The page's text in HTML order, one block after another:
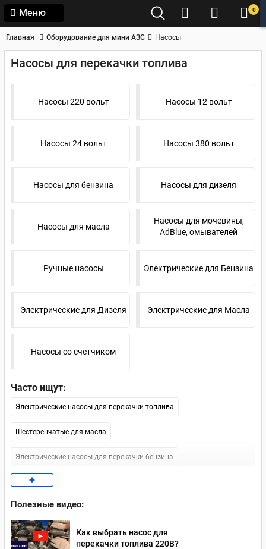
Меню 0
Главная Оборудование для мини АЗС Насосы
Насосы для перекачки топлива
Насосы 220 вольт Насосы 12 вольт
Насосы 24 вольт Насосы 380 вольт
Насосы для бензина Насосы для дизеля
Насосы для масла
Насосы для мочевины,
AdBlue, омывателей
Ручные насосы Электрические для Бензина
Электрические для Дизеля Электрические для Масла
Насосы со счетчиком
Часто ищут:
Электрические насосы для перекачки топлива
Шестеренчатые для масла
Электрические насосы для перекачки бензина
Насосы для дизеля 12В
Электрические насосы для перекачки масла
Насосы для перекачки дизельного топлива 220 В
+
Полезные видео:
Как выбрать насос для
перекачки топлива 220В?